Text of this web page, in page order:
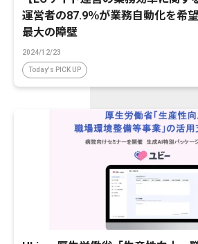
運営者の87.9％が業務自動化を希
最大の障壁
2024/12/23
Today's PICK UP